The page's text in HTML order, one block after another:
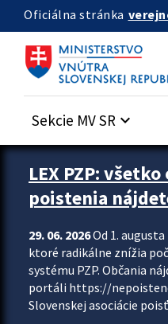
Preskocit na hlavný obsah
Oficiálna stránka
Sekcie MV SR keyboard_arrow_down
Zastavit automatický posun
LEX PZP:
poistenia
29. 06. 2026Od 1.
ktoré radikálne znížia
systému PZP. Občania
portáli https://
Slovenskej asociácie